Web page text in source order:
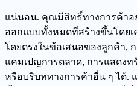
แน่นอน. คุณมีสิทธิ์ทางการค้าอ
ออกแบบทั้งหมดที่สร้างขึ้นโดย
โดยตรงในข้อเสนอของลูกค้า,
แคมเปญการตลาด, การแสดงท
หรือบริบททางการค้าอื่น ๆ ได้.